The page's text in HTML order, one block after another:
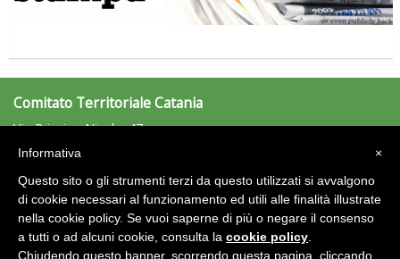
Ddl Lobby, Uisp: “Il Parlamento valorizzi le nostre specificità"
Comitato Territoriale Catania
Via Principe Nicola, 47
e-mail:catania@uisp.it
Area Riservata 2.0
×
Informativa
Questo sito o gli strumenti terzi da questo utilizzati si avvalgono
di cookie necessari al funzionamento ed utili alle finalità illustrate
nella cookie policy. Se vuoi saperne di più o negare il consenso
a tutti o ad alcuni cookie, consulta la cookie policy
Chiudendo questo banner, scorrendo questa pagina, cliccando